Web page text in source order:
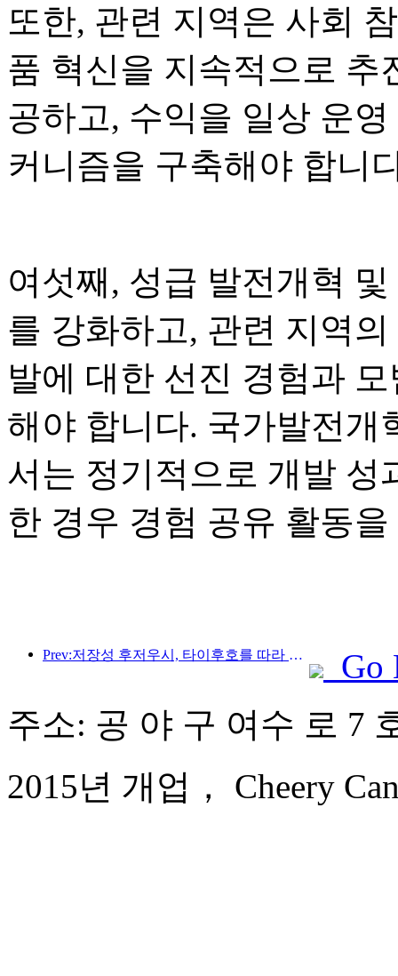
또한, 관련 지역은 사회
품 혁신을 지속적으로 추
공하고, 수익을 일상 운
커니즘을 구축해야 합니
여섯째, 성급 발전개혁
를 강화하고, 관련 지역
발에 대한 선진 경험과
해야 합니다. 국가발전개
서는 정기적으로 개발 성
한 경우 경험 공유 활동
Prev:저장성 후저우시, 타이후호를 따라 있는 고대 마을이 약 10억 위안을 투자해 개조 및 업그레이드를 시작했습니다.
Go
주소: 공 야 구 여수 로 7
2015년 개업， Cheery